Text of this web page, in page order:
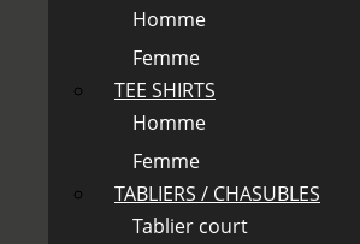
Homme
Femme
TEE SHIRTS
Homme
Femme
TABLIERS / CHASUBLES
Tablier court